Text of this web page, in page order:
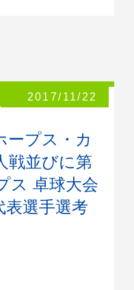
ープス・カ
戦並びに第
ス 卓球大会
表選手選考
2017/11/22